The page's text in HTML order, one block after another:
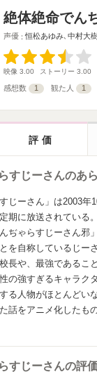
絶体絶命でん
声優 恒松あゆみ､ 中村大
映像 3.00 ストーリー 3.00
感想数 1 観た人 1
評価
すじーさんのあ
じーさん」は2003
期に放送されている
ぢゃらすじーさん邪
を自称しているじー
長や、最強であるこ
の強すぎるキャラク
る人物がほとんどい
話をアニメ化したも
すじーさんの評